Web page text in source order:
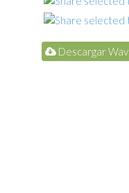
Descargar Wav